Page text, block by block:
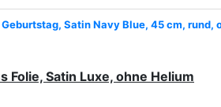
Satin Navy Blue, 45 cm, rund,
Folie, Satin Luxe, ohne Helium